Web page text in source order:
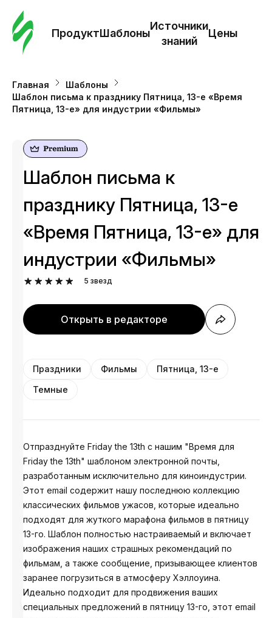
ПродуктШаблоны
Источники
знаний
Цены
Главная
Шаблоны
Шаблон письма к празднику Пятница, 13-е «Время
Пятница, 13-е» для индустрии «Фильмы»
Разработано
Анастасия
Шаблон письма к
празднику Пятница, 13-е
«Время Пятница, 13-е» для
индустрии «Фильмы»
5 звезд
Открыть в редакторе
Праздники Фильмы
Пятница, 13-е
Темные
Отпразднуйте Friday the 13th с нашим "Время для
Friday the 13th" шаблоном электронной почты,
разработанным исключительно для киноиндустрии.
Этот email содержит нашу последнюю коллекцию
классических фильмов ужасов, которые идеально
подходят для жуткого марафона фильмов в пятницу
13-го. Шаблон полностью настраиваемый и включает
изображения наших страшных рекомендаций по
фильмам, а также сообщение, призывающее клиентов
заранее погрузиться в атмосферу Хэллоуина.
Идеально подходит для продвижения ваших
специальных предложений в пятницу 13-го, этот email